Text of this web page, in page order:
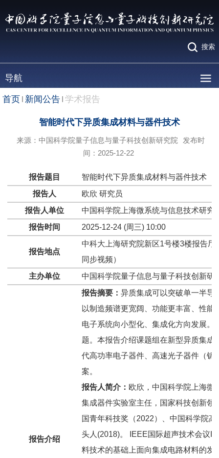
搜索
导航
首页 新闻公告 学术报告
智能时代下异质集成材料与器件技术
来源：中国科学院量子信息与量子科技创新研究院
发布时
间：2025-12-22
报告题目
智能时代下异质集成材料与器件技术
报告人
欧欣 研究员
报告人单位
中国科学院上海微系统与信息技术研究
报告时间
2025-12-24 (周三) 10:00
报告地点
中科大上海研究院新区1号楼3楼报告
同步视频）
主办单位
中国科学院量子信息与量子科技创新研
报告介绍
报告摘要：异质集成可以突破单一半导
以制造频谱更宽阔、功能更丰富、性
电子系统向小型化、集成化方向发展
题。本报告介绍课题组在新型异质集成
代高功率电子器件、高速光子器件（
案。
报告人简介： 欧欣，中国科学院上海微
集成器件实验室主任，国家科技创新
国青年科技奖（2022）、中国科学院
头人(2018)。 IEEE国际超声技术会议
料技术的基础上面向集成电路材料的发